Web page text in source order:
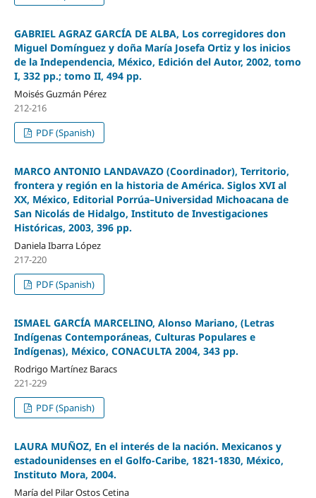
GABRIEL AGRAZ GARCÍA DE ALBA, Los corregidores don
Miguel Domínguez y doña María Josefa Ortiz y los inicios
de la Independencia, México, Edición del Autor, 2002, tomo
I, 332 pp.; tomo II, 494 pp.
Moisés Guzmán Pérez
212-216
PDF (Spanish)
MARCO ANTONIO LANDAVAZO (Coordinador), Territorio,
frontera y región en la historia de América. Siglos XVI al
XX, México, Editorial Porrúa–Universidad Michoacana de
San Nicolás de Hidalgo, Instituto de Investigaciones
Históricas, 2003, 396 pp.
Daniela Ibarra López
217-220
PDF (Spanish)
ISMAEL GARCÍA MARCELINO, Alonso Mariano, (Letras
Indígenas Contemporáneas, Culturas Populares e
Indígenas), México, CONACULTA 2004, 343 pp.
Rodrigo Martínez Baracs
221-229
PDF (Spanish)
LAURA MUÑOZ, En el interés de la nación. Mexicanos y
estadounidenses en el Golfo-Caribe, 1821-1830, México,
Instituto Mora, 2004.
María del Pilar Ostos Cetina